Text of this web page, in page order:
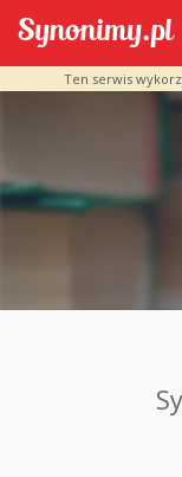
Ten serwis